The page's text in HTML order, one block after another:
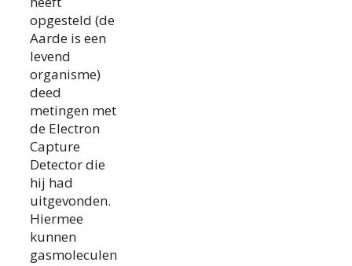
opgesteld (de
Aarde is een
levend
organisme)
deed
metingen met
de Electron
Capture
Detector die
hij had
uitgevonden.
Hiermee
kunnen
gasmoleculen